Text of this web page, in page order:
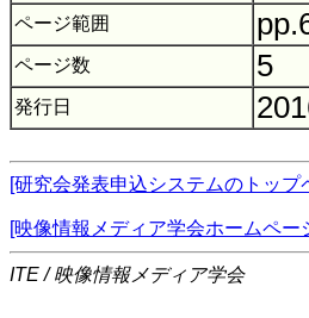
ページ範囲
ページ数 5
発行日
[研究会発表申込システムのトップ
[映像情報メディア学会ホームペー
ITE / 映像情報メディア学会